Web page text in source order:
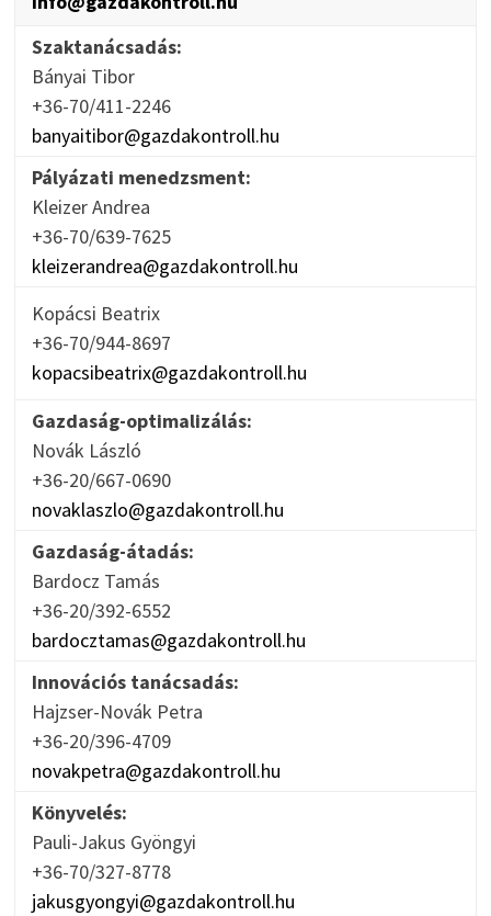
Szaktanácsadás:
Bányai Tibor
+36-70/411-2246
banyaitibor@gazdakontroll.hu
Pályázati menedzsment:
Kleizer Andrea
+36-70/639-7625
kleizerandrea@gazdakontroll.hu
Kopácsi Beatrix
+36-70/944-8697
kopacsibeatrix@gazdakontroll.hu
Gazdaság-optimalizálás:
Novák László
+36-20/667-0690
novaklaszlo@gazdakontroll.hu
Gazdaság-átadás:
Bardocz Tamás
+36-20/392-6552
bardocztamas@gazdakontroll.hu
Innovációs tanácsadás:
Hajzser-Novák Petra
+36-20/396-4709
novakpetra@gazdakontroll.hu
Könyvelés:
Pauli-Jakus Gyöngyi
+36-70/327-8778
jakusgyongyi@gazdakontroll.hu